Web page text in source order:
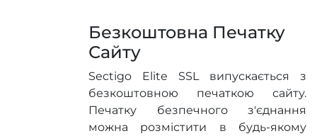
Безкоштовна Печатку
Сайту
Sectigo Elite SSL випускається з
безкоштовною печаткою сайту.
Печатку безпечного з'єднання
можна розмістити в будь-якому